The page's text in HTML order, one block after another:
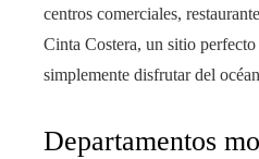
centros comerciales,
Cinta Costera, un sitio perfecto
simplemente disfrutar del
Departamentos